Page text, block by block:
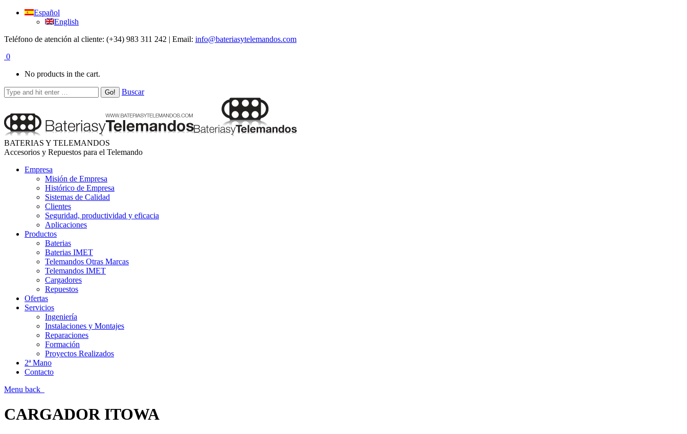
Español
English
Teléfono de atención al cliente: (+34) 983 311 242 | Email: info@bateriasytelemandos.com
0
No products in the cart.
Buscar
BATERIAS Y TELEMANDOS
Accesorios y Repuestos para el Telemando
Empresa
Misión de Empresa
Histórico de Empresa
Sistemas de Calidad
Clientes
Seguridad, productividad y eficacia
Aplicaciones
Productos
Baterias
Baterias IMET
Telemandos Otras Marcas
Telemandos IMET
Cargadores
Repuestos
Ofertas
Servicios
Ingeniería
Instalaciones y Montajes
Reparaciones
Formación
Proyectos Realizados
2ª Mano
Contacto
Menu back
CARGADOR ITOWA